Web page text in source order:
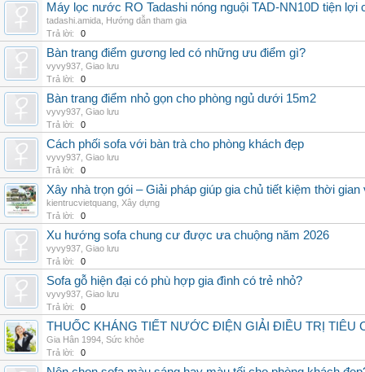
Máy lọc nước RO Tadashi nóng nguội TAD-NN10D tiện lợi
tadashi.amida Hướng dẫn tham gia
Trả lời:
0
Bàn trang điểm gương led có những ưu điểm gì?
vyvy937 Giao lưu
Trả lời:
0
Bàn trang điểm nhỏ gọn cho phòng ngủ dưới 15m2
vyvy937 Giao lưu
Trả lời:
0
Cách phối sofa với bàn trà cho phòng khách đẹp
vyvy937 Giao lưu
Trả lời:
0
Xây nhà trọn gói – Giải pháp giúp gia chủ tiết kiệm thời
kientrucvietquang Xây dựng
Trả lời:
0
Xu hướng sofa chung cư được ưa chuộng năm 2026
vyvy937 Giao lưu
Trả lời:
0
Sofa gỗ hiện đại có phù hợp gia đình có trẻ nhỏ?
vyvy937 Giao lưu
Trả lời:
0
THUỐC KHÁNG TIẾT NƯỚC ĐIỆN GIẢI ĐIỀU TRỊ TIÊU
Gia Hân 1994 Sức khỏe
Trả lời:
0